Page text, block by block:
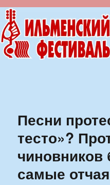
Ильменский
Песни
тесто»?
чиновников
самые